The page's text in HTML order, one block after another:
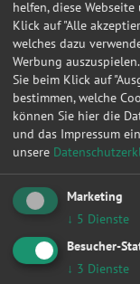
19.02.2019 16:21:43
24.01.2019 15:49:41
24.12.2018 07:49:55
19.12.2018 19:19:45
30.11.2018 18:07:41
22.10.2018 08:55:43
30.08.2018 00:38:25
23.08.2018 14:27:57
23.08.2018 07:33:16
helfen, diese
Klick auf "Alle
welches dazu
Werbung
Sie beim Klick auf
bestimmen, welche
können Sie hier die
und das Impressum
unsere
Marketing
↓ 5 Dienste
Besucher-
↓ 3 Dienste